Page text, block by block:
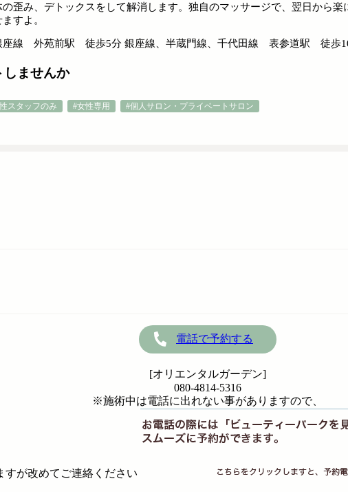
しませんか
スタッフのみ #女性専用 #個人サロン・プライベートサロン
の歪み、デトックスをして解消します。独自のマッサージで、翌日から
すよ。
座線 外苑前駅 徒歩5分 銀座線、半蔵門線、千代田線 表参道駅 徒歩
電話で予約する
[オリエンタルガーデン]
080-4814-5316
※施術中は電話に出れない事がありますので、
すが改めてご連絡ください